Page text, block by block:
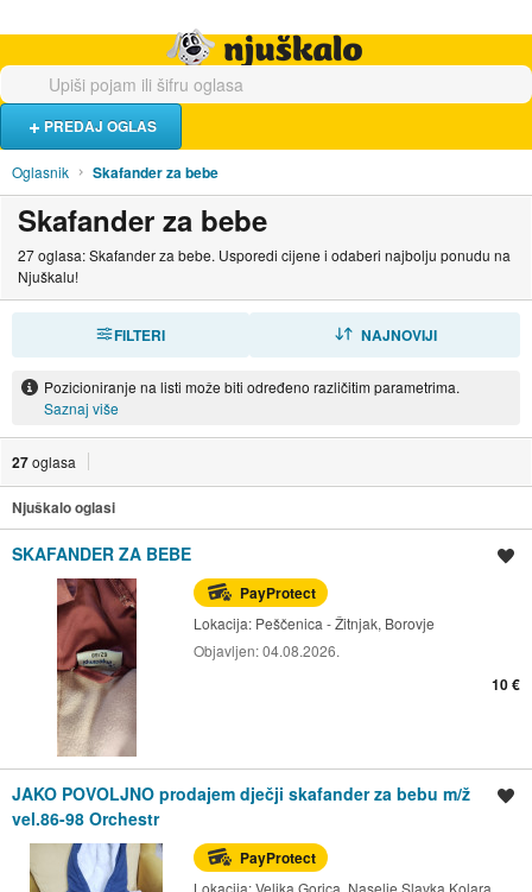
PREDAJ OGLAS
Oglasnik Skafander za bebe
Skafander za bebe
27 oglasa: Skafander za bebe. Usporedi cijene i odaberi najbolju ponudu na
Njuškalu!
FILTERI NAJNOVIJI
Pozicioniranje na listi može biti određeno različitim parametrima.
Saznaj više
27oglasa
Njuškalo oglasi
SKAFANDER ZA BEBE
PayProtect
Lokacija: Peščenica - Žitnjak, Borovje
Objavljen:04.08.2026.
10 €
JAKO POVOLJNO prodajem dječji skafander za bebu m/ž
vel.86-98 Orchestr
PayProtect
Lokacija:Velika Gorica, Naselje Slavka Kolara